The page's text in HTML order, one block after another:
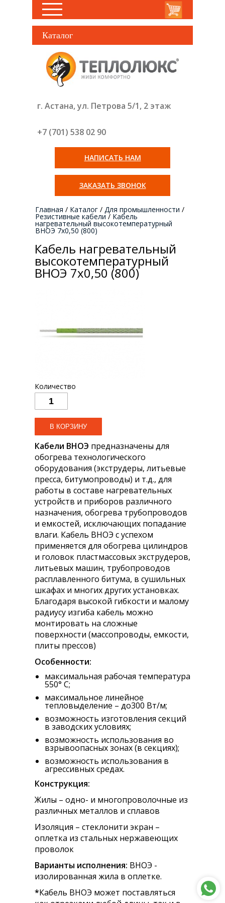
Каталог
г. Астана, ул. Петрова 5/1, 2 этаж
+7 (701) 538 02 90
НАПИСАТЬ НАМ
ЗАКАЗАТЬ ЗВОНОК
Главная / Каталог / Для промышленности /
Резистивные кабели / Кабель
нагревательный высокотемпературный
ВНОЭ 7х0,50 (800)
Кабель нагревательный
высокотемпературный
ВНОЭ 7х0,50 (800)
Количество
Кабели ВНОЭ предназначены для
обогрева технологического
оборудования (экструдеры, литьевые
пресса, битумопроводы) и т.д., для
работы в составе нагревательных
устройств и приборов различного
назначения, обогрева трубопроводов
и емкостей, исключающих попадание
влаги. Кабель ВНОЭ с успехом
применяется для обогрева цилиндров
и головок пластмассовых экструдеров,
литьевых машин, трубопроводов
расплавленного битума, в сушильных
шкафах и многих других установках.
Благодаря высокой гибкости и малому
радиусу изгиба кабель можно
монтировать на сложные
поверхности (массопроводы, емкости,
плиты прессов)
Особенности:
максимальная рабочая температура
550° С;
максимальное линейное
тепловыделение – до300 Вт/м;
возможность изготовления секций
в заводских условиях;
возможность использования во
взрывоопасных зонах (в секциях);
возможность использования в
агрессивных средах.
Конструкция:
Жилы – одно- и многопроволочные из
различных металлов и сплавов
Изоляция – стеклонити экран –
оплетка из стальных нержавеющих
проволок
Варианты исполнения: ВНОЭ -
изолированная жила в оплетке.
*Кабель ВНОЭ может поставляться